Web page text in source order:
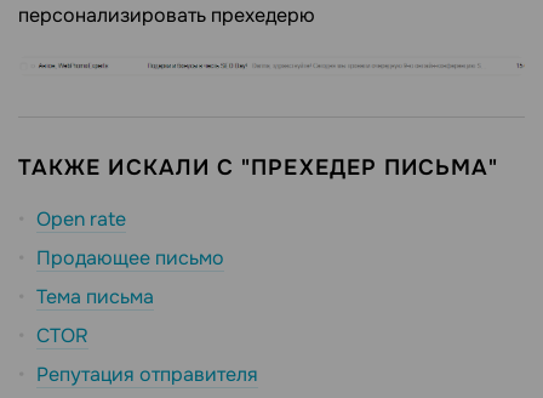
персонализировать прехедерю
ТАКЖЕ ИСКАЛИ С "ПРЕХЕДЕР ПИСЬМА"
Open rate
Продающее письмо
Тема письма
CTOR
Репутация отправителя